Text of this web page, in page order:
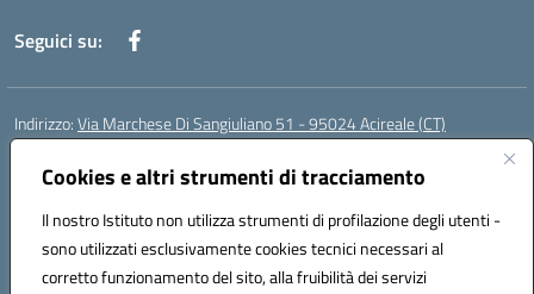
Cookies e altri strumenti di tracciamento
Il nostro Istituto non utilizza strumenti di profilazione degli utenti -
sono utilizzati esclusivamente cookies tecnici necessari al
corretto funzionamento del sito, alla fruibilità dei servizi
Seguici su:
Indirizzo:Via Marchese Di Sangiuliano 51 - 95024 Acireale (CT)
Centralino:
Posta elettronica certificata (PEC):ctic8at00b@pec.istruzione.it
Codice fiscale: 81001970870
Codice meccanografico:CTIC8AT00B
Codice Indice delle Pubbliche Amministrazioni (IPA): istsc_ctic8at00b